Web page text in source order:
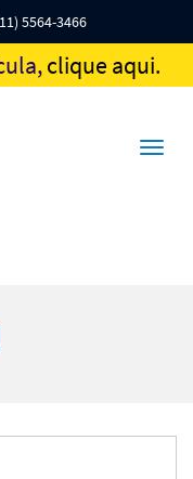
5564-3466
clique aqui.
Toggle